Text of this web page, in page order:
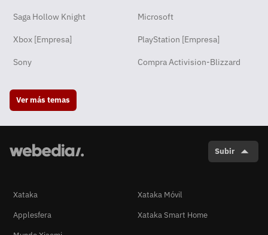
Saga Hollow Knight Microsoft
Xbox [Empresa] PlayStation [Empresa]
Sony Compra Activision-Blizzard
Ver más temas
Subir
Xataka
Xataka Móvil
Applesfera
Xataka Smart Home